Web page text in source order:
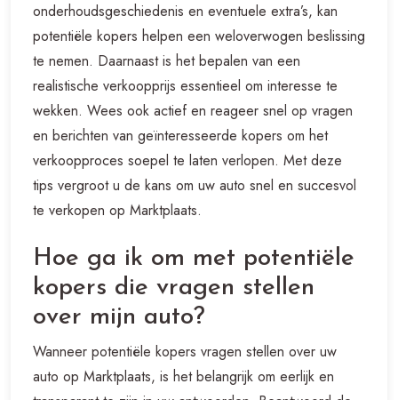
onderhoudsgeschiedenis en eventuele extra’s, kan
potentiële kopers helpen een weloverwogen beslissing
te nemen. Daarnaast is het bepalen van een
realistische verkoopprijs essentieel om interesse te
wekken. Wees ook actief en reageer snel op vragen
en berichten van geïnteresseerde kopers om het
verkoopproces soepel te laten verlopen. Met deze
tips vergroot u de kans om uw auto snel en succesvol
te verkopen op Marktplaats.
Hoe ga ik om met potentiële
kopers die vragen stellen
over mijn auto?
Wanneer potentiële kopers vragen stellen over uw
auto op Marktplaats, is het belangrijk om eerlijk en